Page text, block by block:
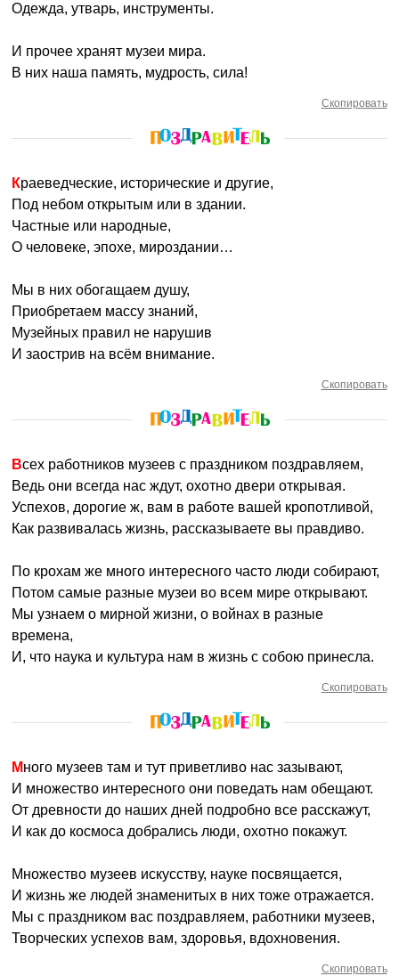
Одежда, утварь, инструменты.
И прочее хранят музеи мира.
В них наша память, мудрость, сила!
Скопировать
Краеведческие, исторические и другие,
Под небом открытым или в здании.
Частные или народные,
О человеке, эпохе, мироздании…
Мы в них обогащаем душу,
Приобретаем массу знаний,
Музейных правил не нарушив
И заострив на всём внимание.
Скопировать
Всех работников музеев с праздником поздравляем,
Ведь они всегда нас ждут, охотно двери открывая.
Успехов, дорогие ж, вам в работе вашей кропотливой,
Как развивалась жизнь, рассказываете вы правдиво.
По крохам же много интересного часто люди собирают,
Потом самые разные музеи во всем мире открывают.
Мы узнаем о мирной жизни, о войнах в разные
времена,
И, что наука и культура нам в жизнь с собою принесла.
Скопировать
Много музеев там и тут приветливо нас зазывают,
И множество интересного они поведать нам обещают.
От древности до наших дней подробно все расскажут,
И как до космоса добрались люди, охотно покажут.
Множество музеев искусству, науке посвящается,
И жизнь же людей знаменитых в них тоже отражается.
Мы с праздником вас поздравляем, работники музеев,
Творческих успехов вам, здоровья, вдохновения.
Скопировать